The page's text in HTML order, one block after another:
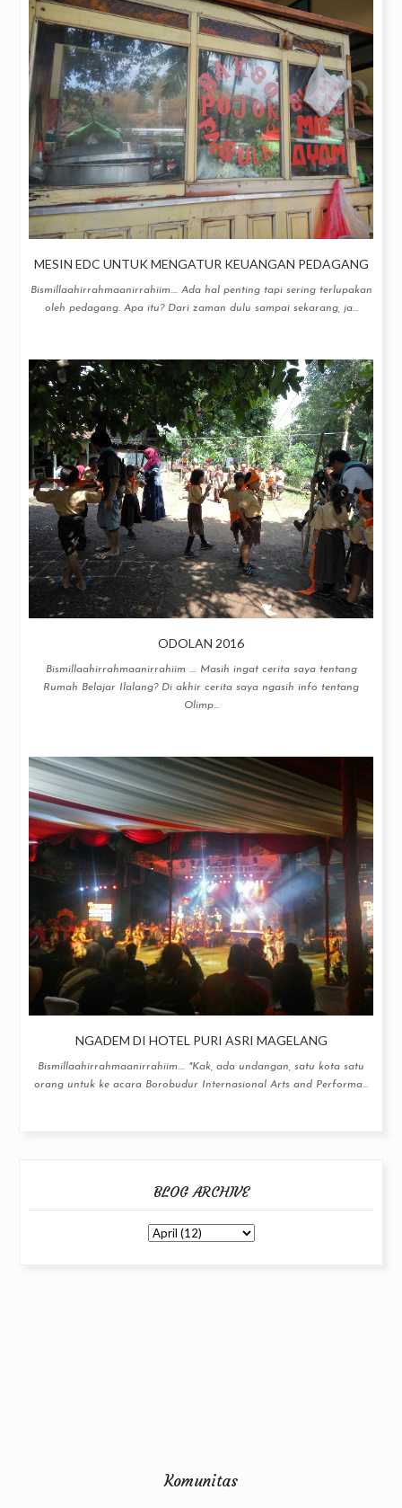
MESIN EDC UNTUK MENGATUR KEUANGAN PEDAGANG
Bismillaahirrahmaanirrahiim.... Ada hal penting tapi sering terlupakan
oleh pedagang. Apa itu? Dari zaman dulu sampai sekarang, ja...
ODOLAN 2016
Bismillaahirrahmaanirrahiim .... Masih ingat cerita saya tentang
Rumah Belajar Ilalang? Di akhir cerita saya ngasih info tentang
Olimp...
NGADEM DI HOTEL PURI ASRI MAGELANG
Bismillaahirrahmaanirrahiim.... "Kak, ada undangan, satu kota satu
orang untuk ke acara Borobudur Internasional Arts and Performa...
BLOG ARCHIVE
Komunitas